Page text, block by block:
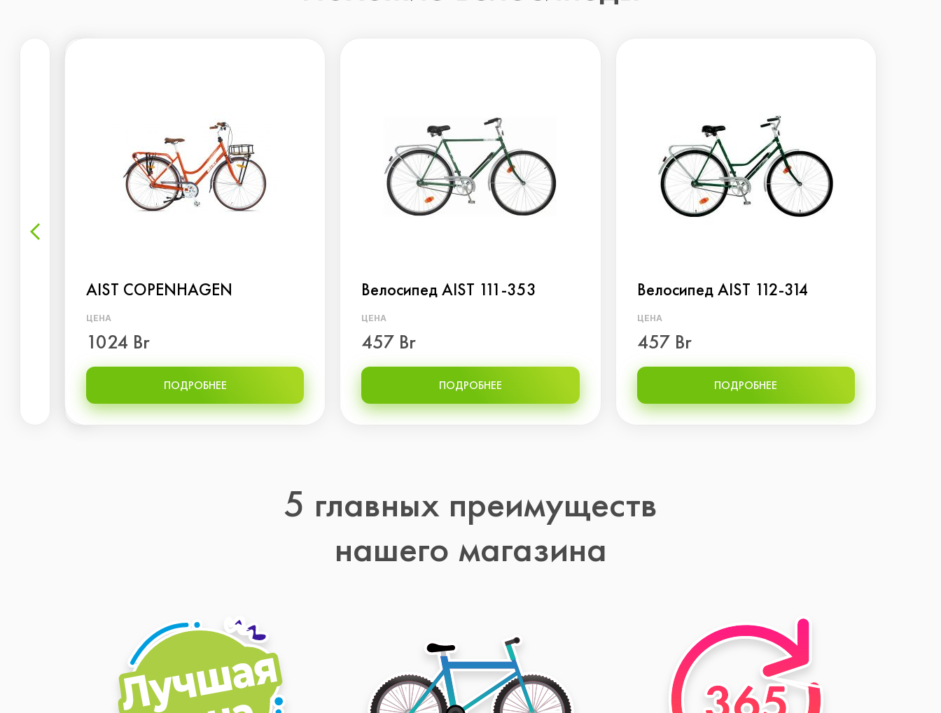
AIST СOPENHAGEN
ЦЕНА
1024 Br
ПОДРОБНЕЕ
Велосипед AIST 111-353
ЦЕНА
457 Br
ПОДРОБНЕЕ
Велосипед AIST 112-314
ЦЕНА
457 Br
ПОДРОБНЕЕ
5 главных преимуществ
нашего магазина